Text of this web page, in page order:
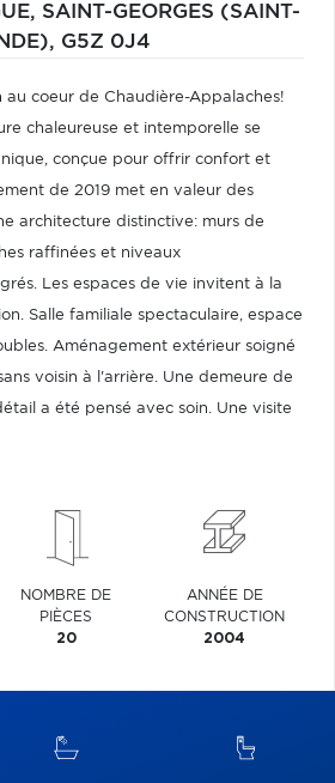
SAINT-GEORGES (SAINT-
G5Z 0J4
au coeur de Chaudière-Appalaches!
chaleureuse et intemporelle se
conçue pour offrir confort et
de 2019 met en valeur des
architecture distinctive: murs de
raffinées et niveaux
Les espaces de vie invitent à la
Salle familiale spectaculaire, espace
Aménagement extérieur soigné
voisin à l'arrière. Une demeure de
a été pensé avec soin. Une visite
NOMBRE DE
PIÈCES
20
ANNÉE DE
CONSTRUCTION
2004